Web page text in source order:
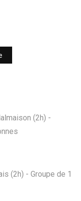
(2h) -
(2h) - Groupe de 1